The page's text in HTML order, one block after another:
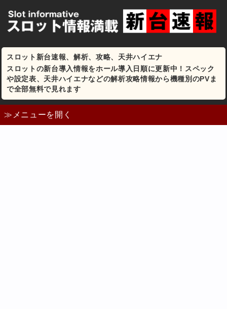
スロット新台速報、解析、攻略、天井ハイエナ
スロットの新台導入情報をホール導入日順に更新中！スペック
や設定表、天井ハイエナなどの解析攻略情報から機種別のPVま
で全部無料で見れます
≫メニューを開く